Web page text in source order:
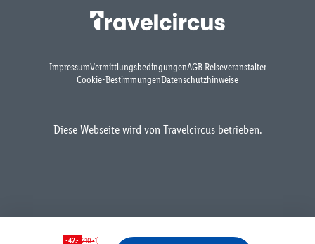
-42.- 210.-1)
ImpressumVermittlungsbedingungenAGB Reiseveranstalter
Cookie-BestimmungenDatenschutzhinweise
Diese Webseite wird von Travelcircus betrieben.